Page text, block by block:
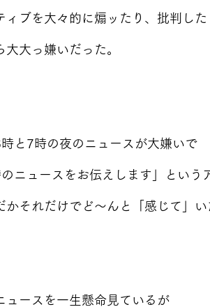
ィブを大々的に煽ッたり、批判し
大大っ嫌いだった。
と7時の夜のニュースが大嫌いで
のニュースをお伝えします」という
かそれだけでど～んと「感じて」い
ュースを一生懸命見ているが